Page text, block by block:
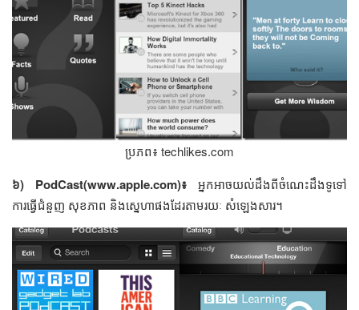
ប្រភព៖ ​techlikes.com
៦) PodCast(www.apple.com)៖​ អ្នក​អាច​យល់​ដឹង​ពី​ចំណេះដឹង​ទូទៅ
ការ​ធ្វើ​ជំនួញ​ សុខភាព ​និង​ស្នេហា​ផង​ដែរ​តាម​រយៈ សំឡេង​​​សារ។